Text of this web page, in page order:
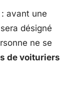
avant une
désigné
ne se
de voituriers